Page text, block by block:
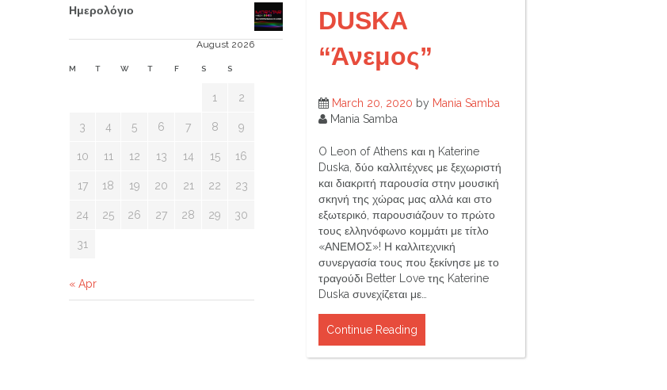
Ημερολόγιο
August 2026
M T W T F S S
1 2
3 4 5 6 7 8 9
10 11 12 13 14 15 16
17 18 19 20 21 22 23
24 25 26 27 28 29 30
31
« Apr
DUSKA
“Άνεμος”
March 20, 2020 by Mania Samba
Mania Samba
O Leon of Athens και η Katerine
Duska, δύο καλλιτέχνες με ξεχωριστή
και διακριτή παρουσία στην μουσική
σκηνή της χώρας μας αλλά και στο
εξωτερικό, παρουσιάζουν το πρώτο
τους ελληνόφωνο κομμάτι με τίτλο
«ΑΝΕΜΟΣ»! Η καλλιτεχνική
συνεργασία τους που ξεκίνησε με το
τραγούδι Better Love της Katerine
Duska συνεχίζεται με…
Continue Reading